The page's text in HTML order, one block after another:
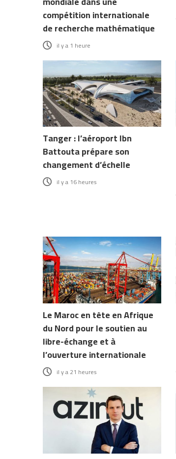
compétition internationale
de recherche mathématique
il y a 1 heure
Tanger : l’aéroport Ibn
Battouta prépare son
changement d’échelle
il y a 16 heures
Le Maroc en tête en Afrique
du Nord pour le soutien au
libre-échange et à
l’ouverture internationale
il y a 21 heures